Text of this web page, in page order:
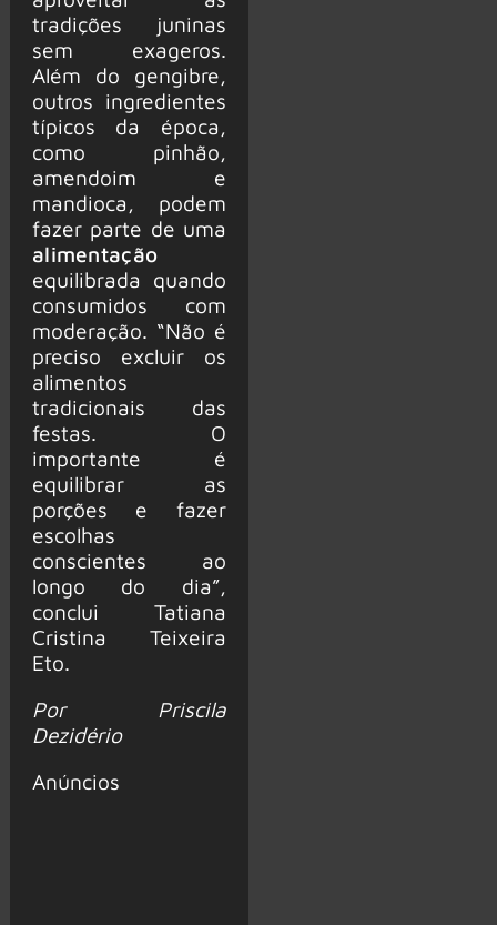
tradições juninas
sem exageros.
Além do gengibre,
outros ingredientes
típicos da época,
como pinhão,
amendoim e
mandioca, podem
fazer parte de uma
alimentação
equilibrada quando
consumidos com
moderação. “Não é
preciso excluir os
alimentos
tradicionais das
festas. O
importante é
equilibrar as
porções e fazer
escolhas
conscientes ao
longo do dia”,
conclui Tatiana
Cristina Teixeira
Eto.
Por Priscila
Dezidério
Anúncios